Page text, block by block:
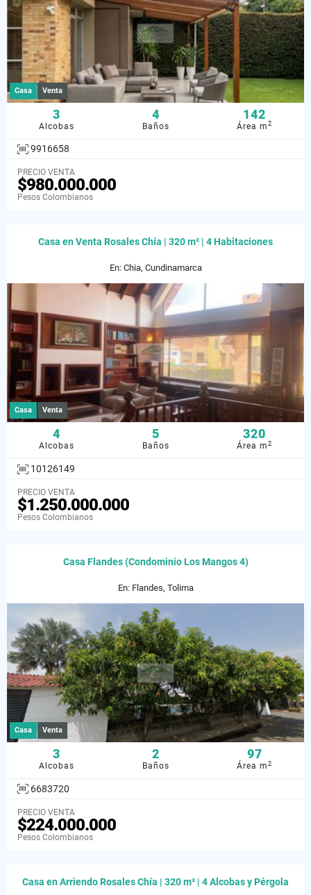
Casa Venta
3
Alcobas
4
Baños
142
Área m2
9916658
PRECIO VENTA
$980.000.000
Pesos Colombianos
Casa en Venta Rosales Chía | 320 m² | 4 Habitaciones
En: Chia, Cundinamarca
Casa Venta
4
Alcobas
5
Baños
320
Área m2
10126149
PRECIO VENTA
$1.250.000.000
Pesos Colombianos
Casa Flandes (Condominio Los Mangos 4)
En: Flandes, Tolima
Casa Venta
3
Alcobas
2
Baños
97
Área m2
6683720
PRECIO VENTA
$224.000.000
Pesos Colombianos
Casa en Arriendo Rosales Chía | 320 m² | 4 Alcobas y Pérgola